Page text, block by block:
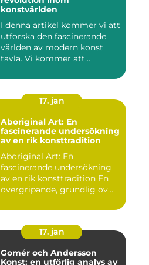
konstvärlden
I denna artikel kommer vi att
utforska den fascinerande
världen av modern konst
tavla. Vi kommer att...
17. jan
Aboriginal Art: En
fascinerande undersökning
av en rik konsttradition
Aboriginal Art: En
fascinerande undersökning
av en rik konsttradition En
övergripande, grundlig öv...
17. jan
Gomér och Andersson
Konst: en utförlig analys av